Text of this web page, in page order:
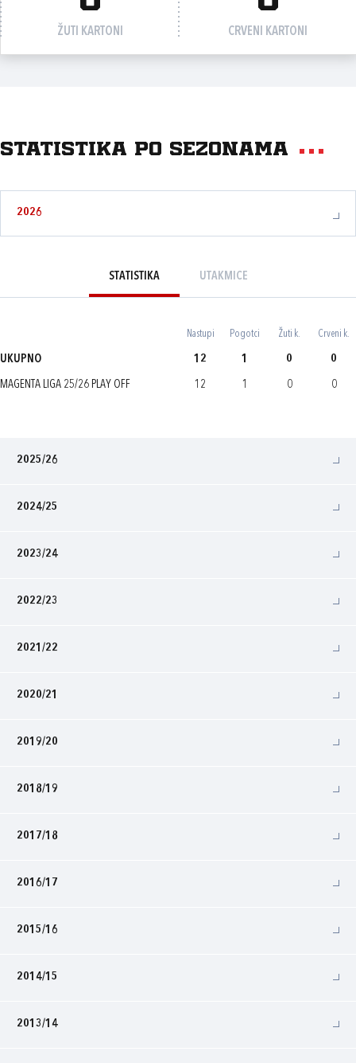
ŽUTI KARTONI CRVENI KARTONI
Statistika po sezonama
2026
STATISTIKA UTAKMICE
Nastupi Pogotci Žuti k. Crveni k.
UKUPNO 12 1 0 0
MAGENTA LIGA 25/26 PLAY OFF 12 1 0 0
2025/26
2024/25
2023/24
2022/23
2021/22
2020/21
2019/20
2018/19
2017/18
2016/17
2015/16
2014/15
2013/14